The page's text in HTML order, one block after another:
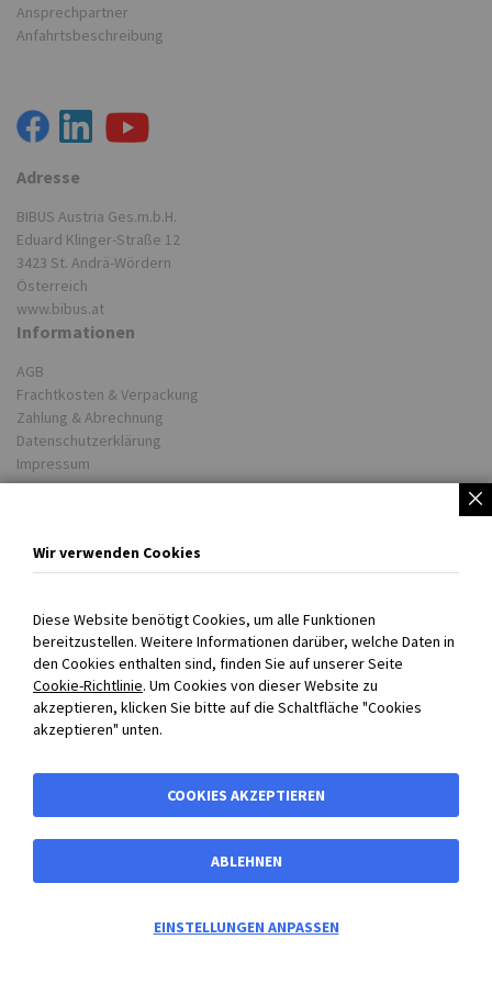
Ansprechpartner
Anfahrtsbeschreibung
Adresse
BIBUS Austria Ges.m.b.H.
Eduard Klinger-Straße 12
3423 St. Andrä-Wördern
Österreich
www.bibus.at
Informationen
AGB
Frachtkosten & Verpackung
Zahlung & Abrechnung
Datenschutzerklärung
Impressum
Unsere Lieferwerke
BIBUS weltweit
Persönlich für Sie da!
+43 720 301707 0
info@bibus.at
Mo-Do 08:00-16:30 Uhr
Wir verwenden Cookies
Diese Website benötigt Cookies, um alle Funktionen
bereitzustellen. Weitere Informationen darüber, welche Daten in
den Cookies enthalten sind, finden Sie auf unserer Seite
Cookie-Richtlinie. Um Cookies von dieser Website zu
akzeptieren, klicken Sie bitte auf die Schaltfläche "Cookies
akzeptieren" unten.
COOKIES AKZEPTIEREN
ABLEHNEN
EINSTELLUNGEN ANPASSEN